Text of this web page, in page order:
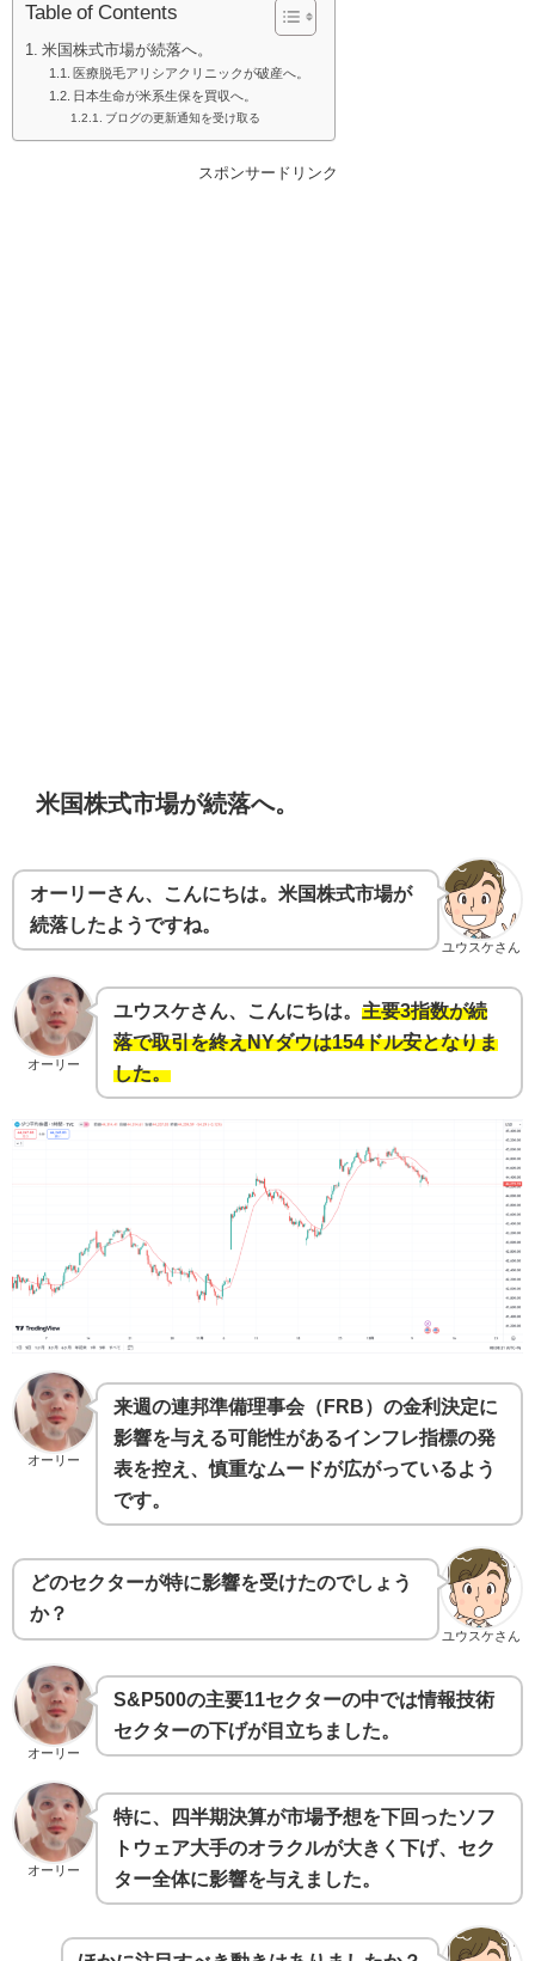
Table of Contents
米国株式市場が続落へ。
医療脱毛アリシアクリニックが破産へ。
日本生命が米系生保を買収へ。
ブログの更新通知を受け取る
スポンサードリンク
米国株式市場が続落へ。
ユウスケさん
オーリーさん、こんにちは。米国株式市場が
続落したようですね。
オーリー
ユウスケさん、こんにちは。 主要3指数が続
落で取引を終えNYダウは154ドル安となりま
した。
オーリー
来週の連邦準備理事会（FRB）の金利決定に
影響を与える可能性があるインフレ指標の発
表を控え、慎重なムードが広がっているよう
です。
ユウスケさん
どのセクターが特に影響を受けたのでしょう
か？
オーリー
S&P500の主要11セクターの中では情報技術
セクターの下げが目立ちました。
オーリー
特に、四半期決算が市場予想を下回ったソフ
トウェア大手のオラクルが大きく下げ、セク
ター全体に影響を与えました。